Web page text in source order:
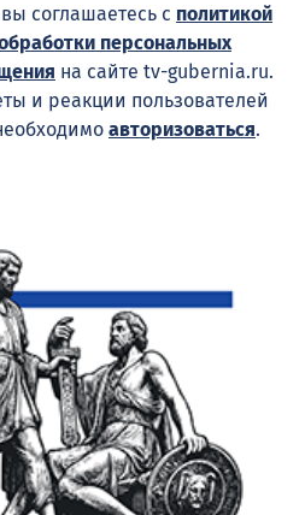
соглашаетесь с политикой
персональных
на сайте tv-gubernia.ru.
и реакции пользователей
авторизоваться.